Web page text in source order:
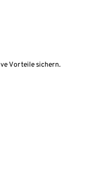
Vorteile sichern.